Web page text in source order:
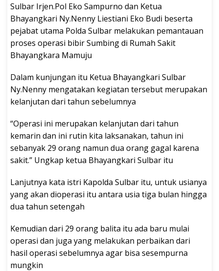
Sulbar Irjen.Pol Eko Sampurno dan Ketua
Bhayangkari Ny.Nenny Liestiani Eko Budi beserta
pejabat utama Polda Sulbar melakukan pemantauan
proses operasi bibir Sumbing di Rumah Sakit
Bhayangkara Mamuju
Dalam kunjungan itu Ketua Bhayangkari Sulbar
Ny.Nenny mengatakan kegiatan tersebut merupakan
kelanjutan dari tahun sebelumnya
“Operasi ini merupakan kelanjutan dari tahun
kemarin dan ini rutin kita laksanakan, tahun ini
sebanyak 29 orang namun dua orang gagal karena
sakit.” Ungkap ketua Bhayangkari Sulbar itu
Lanjutnya kata istri Kapolda Sulbar itu, untuk usianya
yang akan dioperasi itu antara usia tiga bulan hingga
dua tahun setengah
Kemudian dari 29 orang balita itu ada baru mulai
operasi dan juga yang melakukan perbaikan dari
hasil operasi sebelumnya agar bisa sesempurna
mungkin